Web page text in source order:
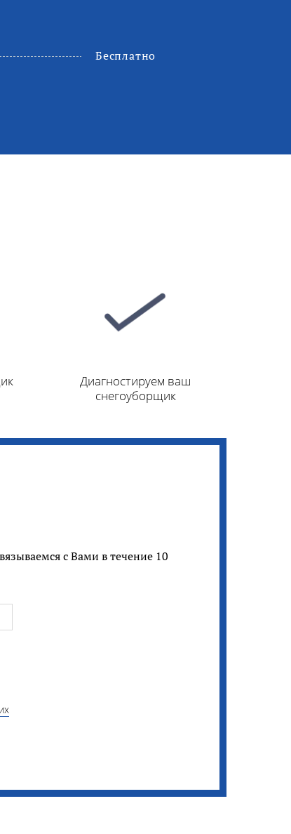
Бесплатно
Диагностируем ваш
снегоуборщик
с Вами в течение 10